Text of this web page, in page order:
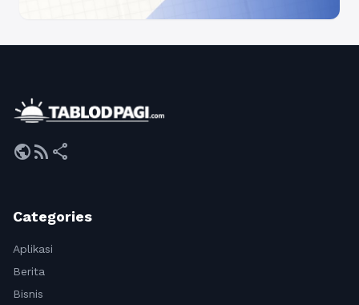
publicrss_feed share
Categories
Aplikasi
Berita
Bisnis